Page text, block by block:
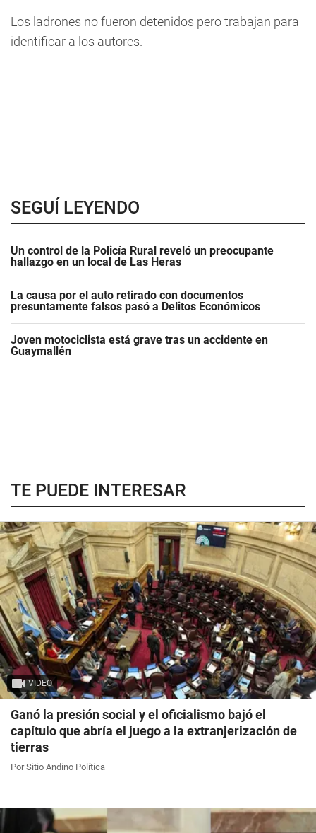
Los ladrones no fueron detenidos pero trabajan para
identificar a los autores.
SEGUÍ LEYENDO
Un control de la Policía Rural reveló un preocupante
hallazgo en un local de Las Heras
La causa por el auto retirado con documentos
presuntamente falsos pasó a Delitos Económicos
Joven motociclista está grave tras un accidente en
Guaymallén
TE PUEDE INTERESAR
VIDEO
Ganó la presión social y el oficialismo bajó el
capítulo que abría el juego a la extranjerización de
tierras
Por Sitio Andino Política